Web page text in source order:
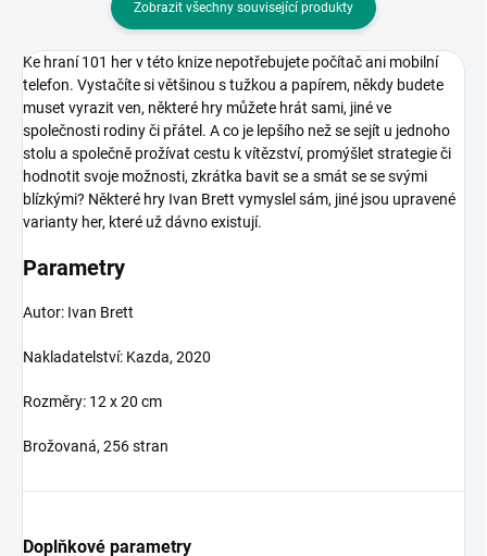
Zobrazit všechny související produkty
Ke hraní 101 her v této knize nepotřebujete počítač ani mobilní
telefon. Vystačíte si většinou s tužkou a papírem, někdy budete
muset vyrazit ven, některé hry můžete hrát sami, jiné ve
společnosti rodiny či přátel. A co je lepšího než se sejít u jednoho
stolu a společně prožívat cestu k vítězství, promýšlet strategie či
hodnotit svoje možnosti, zkrátka bavit se a smát se se svými
blízkými? Některé hry Ivan Brett vymyslel sám, jiné jsou upravené
varianty her, které už dávno existují.
Parametry
Autor: Ivan Brett
Nakladatelství: Kazda, 2020
Rozměry: 12 x 20 cm
Brožovaná, 256 stran
Doplňkové parametry